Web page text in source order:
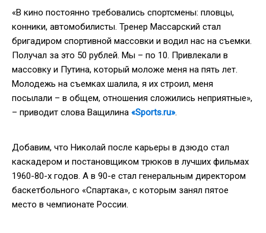
«В кино постоянно требовались спортсмены: пловцы,
конники, автомобилисты. Тренер Массарский стал
бригадиром спортивной массовки и водил нас на съемки.
Получал за это 50 рублей. Мы – по 10. Привлекали в
массовку и Путина, который моложе меня на пять лет.
Молодежь на съемках шалила, я их строил, меня
посылали – в общем, отношения сложились неприятные»,
– приводит слова Ващилина «Sports.ru».
Добавим, что Николай после карьеры в дзюдо стал
каскадером и постановщиком трюков в лучших фильмах
1960-80-х годов. А в 90-е стал генеральным директором
баскетбольного «Спартака», с которым занял пятое
место в чемпионате России.